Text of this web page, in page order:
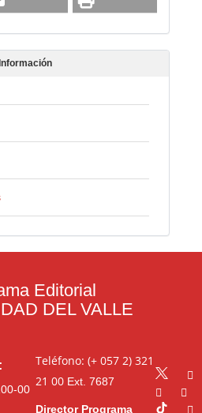
Información
Editorial
DEL VALLE
00
Teléfono: (+ 057 2) 321
21 00Ext. 7687
Director Programa